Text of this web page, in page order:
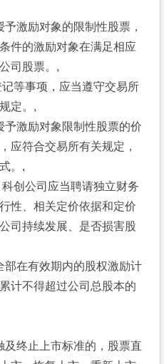
激励对象的限制性股票，
件的激励对象在满足相应
司股票。,
等事项，应当遵守交易所
定。,
予激励对象限制性股票的价
应符合交易所有关规定，
。,
创公司应当聘请独立财务
性、相关定价依据和定价
司持续发展、是否损害股
部在有效期内的股权激励计
计不得超过公司总股本的
及终止上市标准的，股票直